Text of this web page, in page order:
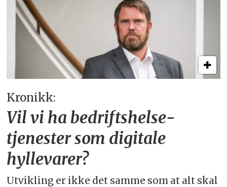
Kronikk:
Vil vi ha bedriftshelse­
tjenester som digitale
hyllevarer?
Utvikling er ikke det samme som at alt skal